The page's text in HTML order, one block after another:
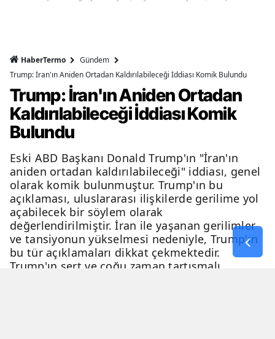
HaberTermo
Gündem
Trump: İran'ın Aniden Ortadan Kaldırılabileceği İddiası Komik Bulundu
Trump: İran'ın Aniden Ortadan
Kaldırılabileceği İddiası Komik
Bulundu
Eski ABD Başkanı Donald Trump'ın "İran'ın
aniden ortadan kaldırılabileceği" iddiası, genel
olarak komik bulunmuştur. Trump'ın bu
açıklaması, uluslararası ilişkilerde gerilime yol
açabilecek bir söylem olarak
değerlendirilmiştir. İran ile yaşanan gerilimler
ve tansiyonun yükselmesi nedeniyle, Trump'ın
bu tür açıklamaları dikkat çekmektedir.
Trump'ın sert ve çoğu zaman tartışmalı